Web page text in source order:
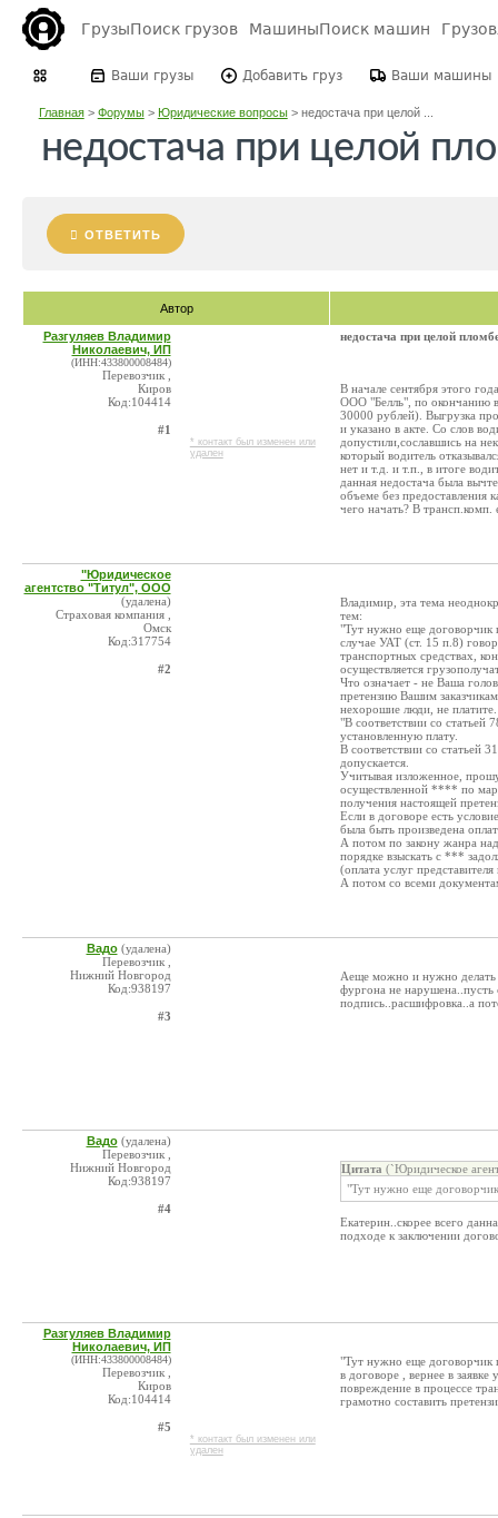
ГрузыПоиск грузов МашиныПоиск машин
Ваши грузы Добавить груз Ваши машины
Главная> Форумы> Юридические вопросы> недостача при целой ...
недостача при целой
ОТВЕТИТЬ
Автор
Разгуляев Владимир
Николаевич, ИП
(ИНН:433800008484)
Перевозчик ,
Киров
Код:104414
#1
* контакт был изменен или
удален
недостача при целой
В начале сентября этого
ООО "Белль", по окончанию
30000 рублей). Выгрузка
и указано в акте. Со слов
допустили,сославшись на
который водитель
нет и т.д. и т.п., в итоге
данная недостача была
объеме без предоставления
чего начать? В трансп.комп.
"Юридическое
агентство "Титул", ООО
(удалена)
Страховая компания ,
Омск
Код:317754
#2
Владимир, эта тема
тем:
"Тут нужно еще договорчик
случае УАТ (ст. 15 п.8)
транспортных средствах,
осуществляется
Что означает - не Ваша
претензию Вашим
нехорошие люди, не
"В соответствии со статьей
установленную плату.
В соответствии со статьей
допускается.
Учитывая изложенное,
осуществленной **** по
получения настоящей
Если в договоре есть
была быть произведена
А потом по закону жанра
порядке взыскать с ***
(оплата услуг
А потом со всеми
Вадо (удалена)
Перевозчик ,
Нижний Новгород
Код:938197
#3
Аеще можно и нужно делать
фургона не нарушена..пусть
подпись..расшифровка..а
Вадо (удалена)
Перевозчик ,
Нижний Новгород
Код:938197
#4
Цитата (`Юридическое
"Тут нужно еще
Екатерин..скорее всего
подходе к заключении
Разгуляев Владимир
Николаевич, ИП
(ИНН:433800008484)
Перевозчик ,
Киров
Код:104414
#5
* контакт был изменен или
удален
"Тут нужно еще договорчик
в договоре , вернее в заявке
повреждение в процессе
грамотно составить